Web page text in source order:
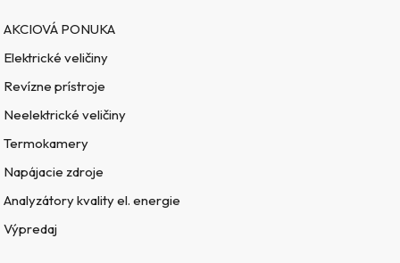
AKCIOVÁ PONUKA
Elektrické veličiny
Revízne prístroje
Neelektrické veličiny
Termokamery
Napájacie zdroje
Analyzátory kvality el. energie
Výpredaj